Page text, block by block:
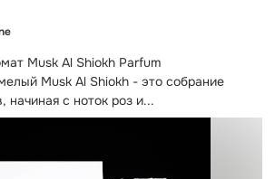
Musk Al Shiokh Parfum
Musk Al Shiokh - это собрание
начиная с ноток роз и...